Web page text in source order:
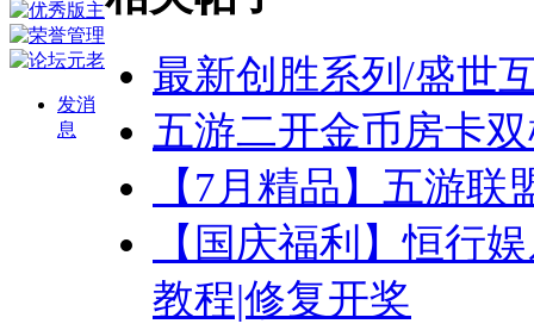
发消
息
最新创胜系列/盛世
五游二开金币房卡
【7月精品】五游联
【国庆福利】恒行
教程|修复开奖